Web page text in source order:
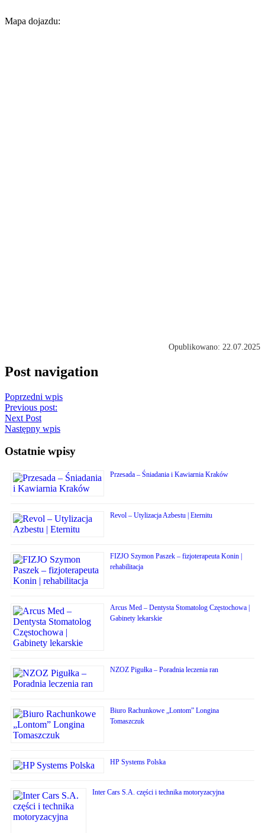
Mapa dojazdu:
Opublikowano: 22.07.2025
Post navigation
Poprzedni wpis
Previous post:
Next Post
Następny wpis
Ostatnie wpisy
Przesada – Śniadania i Kawiarnia Kraków
Revol – Utylizacja Azbestu | Eternitu
FIZJO Szymon Paszek – fizjoterapeuta Konin |
rehabilitacja
Arcus Med – Dentysta Stomatolog Częstochowa |
Gabinety lekarskie
NZOZ Pigułka – Poradnia leczenia ran
Biuro Rachunkowe „Lontom” Longina
Tomaszczuk
HP Systems Polska
Inter Cars S.A. części i technika motoryzacyjna